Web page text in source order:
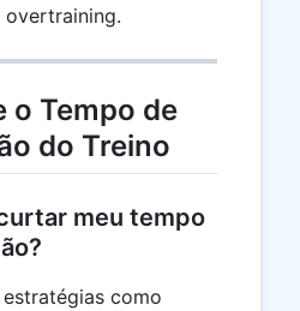
o Tempo de
do Treino
meu tempo
como